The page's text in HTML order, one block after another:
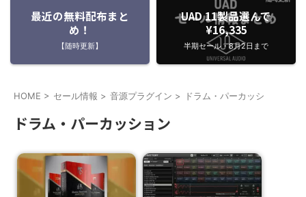
最近の無料配布まと
め！
【随時更新】
UAD 11製品選んで
¥16,335
半期セール・8月2日まで
HOME > セール情報 > 音源プラグイン > ドラム・パーカッション
ドラム・パーカッション